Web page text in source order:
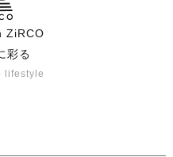
ZiRCO
彩る
lifestyle